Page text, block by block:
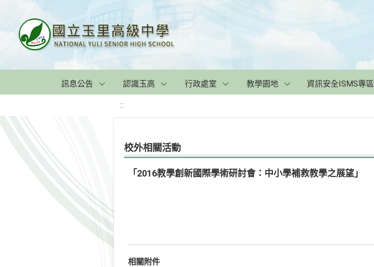
訊息公告 認識玉高 行政處室 教學園地 資訊安全ISMS專區
:::
校外相關活動
「2016教學創新國際學術研討會：中小學補救教學之展望」
相關附件